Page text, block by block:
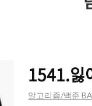
1541.잃
알고리즘/백준